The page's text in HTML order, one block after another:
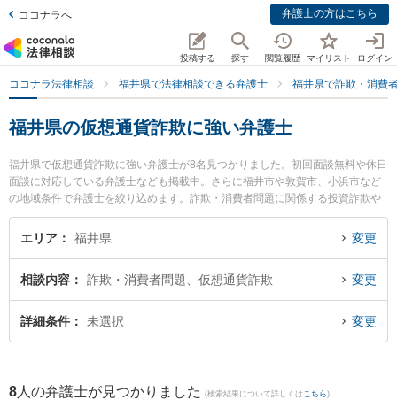
ココナラへ 弁護士の方はこちら
投稿する 探す 閲覧履歴 マイリスト ログイン
ココナラ法律相談 福井県で法律相談できる弁護士 福井県で詐欺・消費
福井県の仮想通貨詐欺に強い弁護士
福井県で仮想通貨詐欺に強い弁護士が8名見つかりました。初回面談無料や休日
面談に対応している弁護士なども掲載中。さらに福井市や敦賀市、小浜市など
の地域条件で弁護士を絞り込めます。詐欺・消費者問題に関係する投資詐欺や
副業詐欺、FX詐欺等の細かな分野での絞り込み検索もでき便利です。特に剱法
律事務所の宮本 崇史弁護士や吉浦・前田法律事務所の吉浦 勝正弁護士、勝見法
すぐに弁護士に相談したい』『仮想通貨詐欺のトラブル解決の実績豊富な近く
の弁護士を検索したい』『初回相談無料で仮想通貨詐欺を法律相談できる福井
県内の弁護士に相談予約したい』などでお困りの相談者さんにおすすめです。
エリア 福井県 変更
相談内容 詐欺・消費者問題、仮想通貨詐欺 変更
詳細条件 未選択 変更
8 人の弁護士が見つかりました (検索結果について詳しくは こちら)